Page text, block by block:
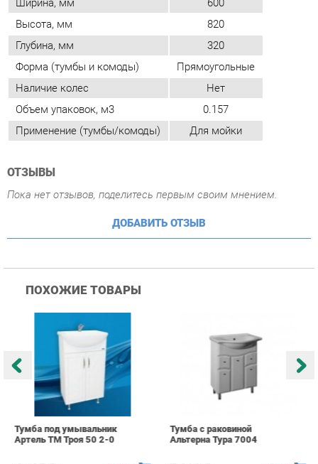
Наличие колес
Нет
Объем упаковок, м3
0.157
Применение (тумбы/комоды)
Для мойки
ОТЗЫВЫ
Пока нет отзывов, поделитесь первым своим мнением.
ДОБАВИТЬ ОТЗЫВ
ПОХОЖИЕ ТОВАРЫ
Купить
Тумба под умывальник
Артель ТМ Троя 50 2-0
4 185 ₽
Тумба с раковиной
Альтерна Тура 7004
info@bath-ekb.ru
КАТАЛОГ ИНФОРМАЦИЯ